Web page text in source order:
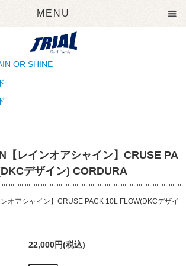
MENU
OR SHINE
【レインオアシャイン】CRUSE PA
デザイン) CORDURA
オアシャイン】CRUSE PACK 10L FLOW(DKCデザイ
22,000円(税込)